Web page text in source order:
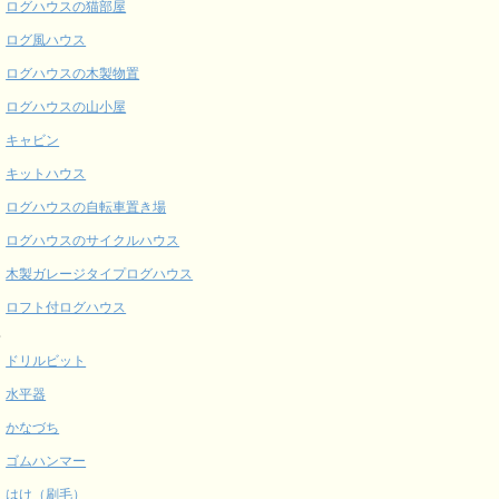
ログハウスの猫部屋
ログ風ハウス
ログハウスの木製物置
ログハウスの山小屋
キャビン
キットハウス
ログハウスの自転車置き場
ログハウスのサイクルハウス
木製ガレージタイプログハウス
ロフト付ログハウス
ドリルビット
水平器
かなづち
ゴムハンマー
はけ（刷毛）